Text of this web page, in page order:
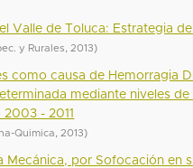
Valle de Toluca: Estrategia
y Rurales 2013)
como causa de Hemorragia
mediante niveles
- 2011
Quimica 2013)
Mecánica, por Sofocación en